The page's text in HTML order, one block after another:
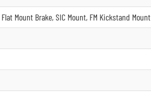
Mount Brake, SIC Mount, FM Kickstand Mount